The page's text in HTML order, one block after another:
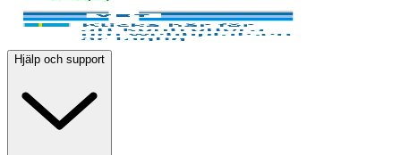
Hjälp och support